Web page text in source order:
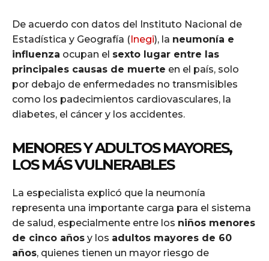
De acuerdo con datos del Instituto Nacional de
Estadística y Geografía (Inegi), la neumonía e
influenza ocupan el sexto lugar entre las
principales causas de muerte en el país, solo
por debajo de enfermedades no transmisibles
como los padecimientos cardiovasculares, la
diabetes, el cáncer y los accidentes.
MENORES Y ADULTOS MAYORES,
LOS MÁS VULNERABLES
La especialista explicó que la neumonía
representa una importante carga para el sistema
de salud, especialmente entre los niños menores
de cinco años y los adultos mayores de 60
años, quienes tienen un mayor riesgo de